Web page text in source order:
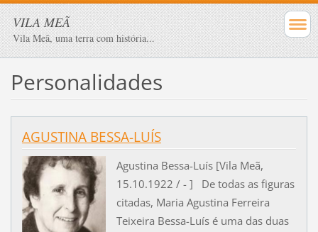
VILA MEÃ
Vila Meã, uma terra com história...
Personalidades
AGUSTINA BESSA-LUÍS
Agustina Bessa-Luís [Vila Meã,
15.10.1922 / - ] De todas as figuras
citadas, Maria Agustina Ferreira
Teixeira Bessa-Luís é uma das duas